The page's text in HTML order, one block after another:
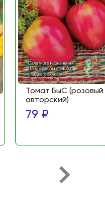
Томат БыС (розовый
авторский)
79 ₽